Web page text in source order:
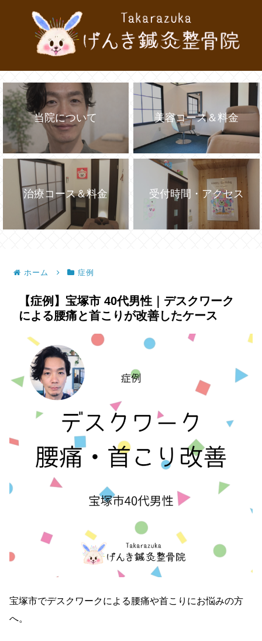
当院について 美容コース＆料金
治療コース＆料金 受付時間・アクセス
ホーム 症例
【症例】宝塚市 40代男性｜デスクワーク
による腰痛と首こりが改善したケース
宝塚市でデスクワークによる腰痛や首こりにお悩みの方
へ。